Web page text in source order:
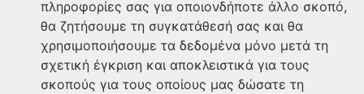
πληροφορίες σας για οποιονδήποτε άλλο σκοπό,
θα ζητήσουμε τη συγκατάθεσή σας και θα
χρησιμοποιήσουμε τα δεδομένα μόνο μετά τη
σχετική έγκριση και αποκλειστικά για τους
σκοπούς για τους οποίους μας δώσατε τη